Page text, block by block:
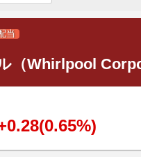
当
（Whirlpool